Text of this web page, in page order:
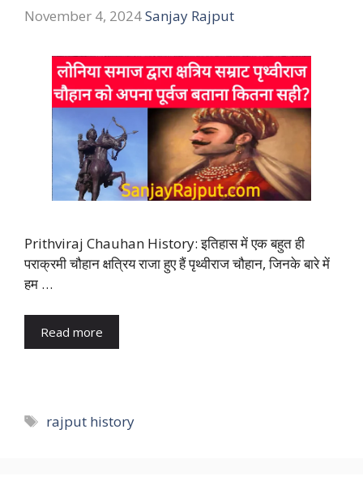
November 4, 2024Sanjay Rajput
Prithviraj Chauhan History: इतिहास में एक बहुत ही
पराक्रमी चौहान क्षत्रिय राजा हुए हैं पृथ्वीराज चौहान, जिनके बारे में
हम …
Read more
Tags
rajput history